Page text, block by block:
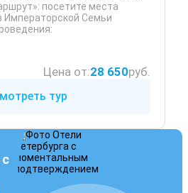
посетите места
Императорской Семьи
Цена от:28 650руб.
тур